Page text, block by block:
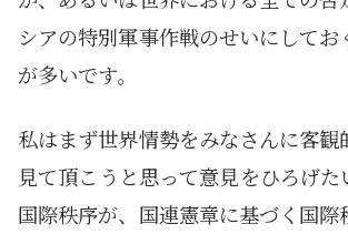
シアの特別軍事作戦のせいにしてお
が多いです。
私はまず世界情勢をみなさんに客観
見て頂こうと思って意見をひろげた
国際秩序が、国連憲章に基づく国